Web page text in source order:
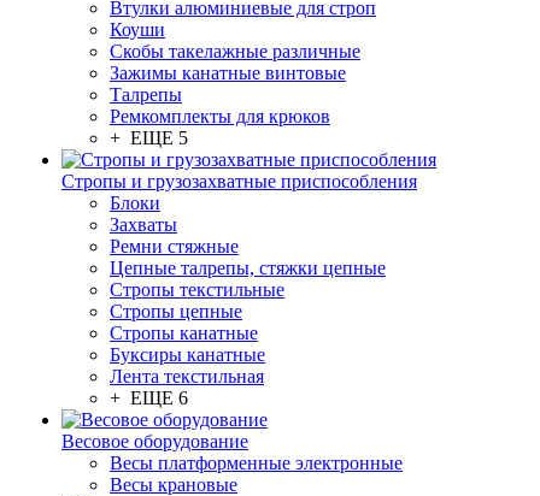
Втулки алюминиевые для строп
Коуши
Скобы такелажные различные
Зажимы канатные винтовые
Талрепы
Ремкомплекты для крюков
+ ЕЩЕ 5
Стропы и грузозахватные приспособления
Блоки
Захваты
Ремни стяжные
Цепные талрепы, стяжки цепные
Стропы текстильные
Стропы цепные
Стропы канатные
Буксиры канатные
Лента текстильная
+ ЕЩЕ 6
Весовое оборудование
Весы платформенные электронные
Весы крановые